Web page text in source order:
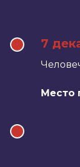
7
Место